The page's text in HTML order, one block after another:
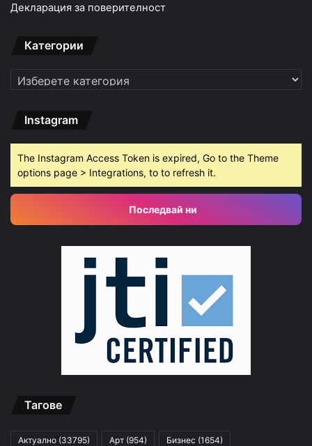
Декларация за поверителност
Категории
Категории
Instagram
The Instagram Access Token is expired, Go to the Theme
options page > Integrations, to to refresh it.
Последвай ни
Тагове
Актуално (33795) Арт (954) Бизнес (1654)